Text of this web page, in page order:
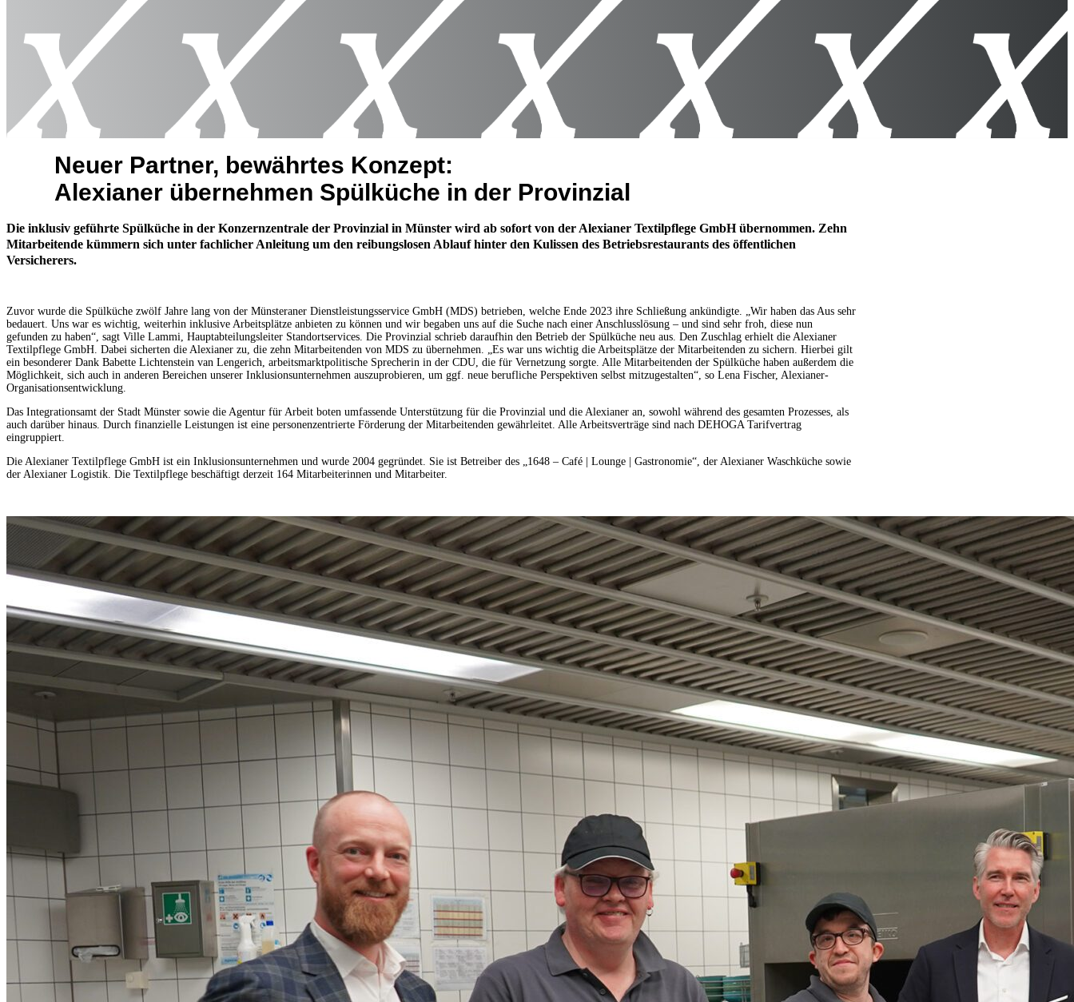
Neuer Partner, bewährtes Konzept:
Alexianer übernehmen Spülküche in der Provinzial
Die inklusiv geführte Spülküche in der Konzernzentrale der Provinzial in Münster wird ab sofort von der Alexianer Textilpflege GmbH übernommen. Zehn
Mitarbeitende kümmern sich unter fachlicher Anleitung um den reibungslosen Ablauf hinter den Kulissen des Betriebsrestaurants des öffentlichen
Versicherers.
Zuvor wurde die Spülküche zwölf Jahre lang von der Münsteraner Dienstleistungsservice GmbH (MDS) betrieben, welche Ende 2023 ihre Schließung ankündigte. „Wir haben das Aus sehr
bedauert. Uns war es wichtig, weiterhin inklusive Arbeitsplätze anbieten zu können und wir begaben uns auf die Suche nach einer Anschlusslösung – und sind sehr froh, diese nun
gefunden zu haben“, sagt Ville Lammi, Hauptabteilungsleiter Standortservices. Die Provinzial schrieb daraufhin den Betrieb der Spülküche neu aus. Den Zuschlag erhielt die Alexianer
Textilpflege GmbH. Dabei sicherten die Alexianer zu, die zehn Mitarbeitenden von MDS zu übernehmen. „Es war uns wichtig die Arbeitsplätze der Mitarbeitenden zu sichern. Hierbei gilt
ein besonderer Dank Babette Lichtenstein van Lengerich, arbeitsmarktpolitische Sprecherin in der CDU, die für Vernetzung sorgte. Alle Mitarbeitenden der Spülküche haben außerdem die
Möglichkeit, sich auch in anderen Bereichen unserer Inklusionsunternehmen auszuprobieren, um ggf. neue berufliche Perspektiven selbst mitzugestalten“, so Lena Fischer, Alexianer-
Organisationsentwicklung.
Das Integrationsamt der Stadt Münster sowie die Agentur für Arbeit boten umfassende Unterstützung für die Provinzial und die Alexianer an, sowohl während des gesamten Prozesses, als
auch darüber hinaus. Durch finanzielle Leistungen ist eine personenzentrierte Förderung der Mitarbeitenden gewährleitet. Alle Arbeitsverträge sind nach DEHOGA Tarifvertrag
eingruppiert.
Die Alexianer Textilpflege GmbH ist ein Inklusionsunternehmen und wurde 2004 gegründet. Sie ist Betreiber des „1648 – Café | Lounge | Gastronomie“, der Alexianer Waschküche sowie
der Alexianer Logistik. Die Textilpflege beschäftigt derzeit 164 Mitarbeiterinnen und Mitarbeiter.